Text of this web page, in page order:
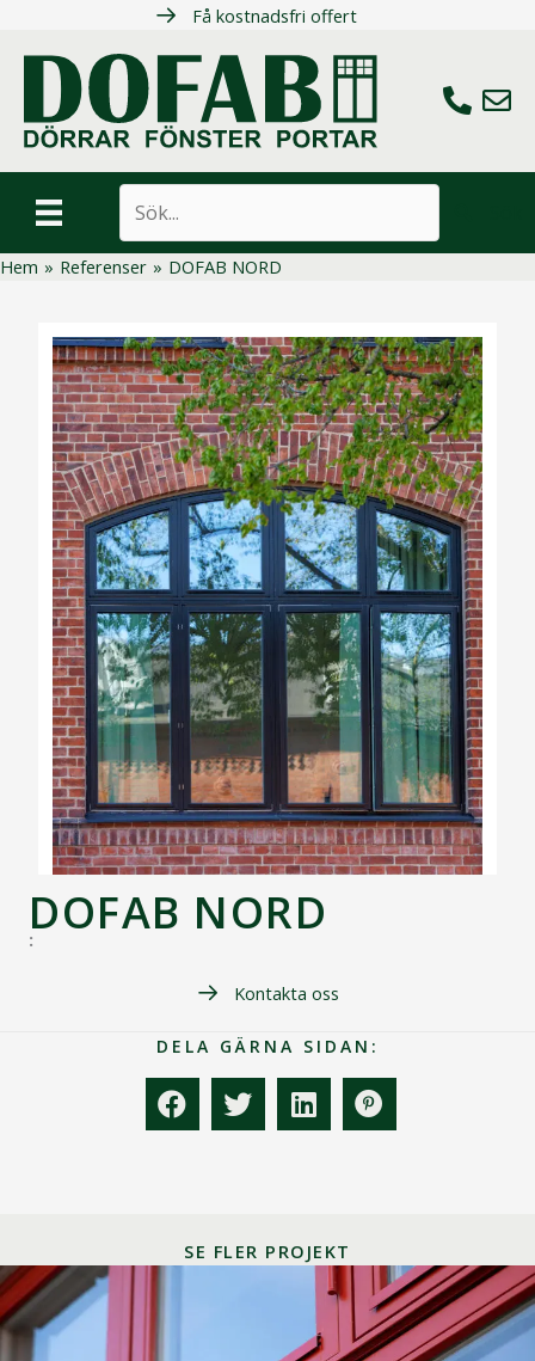
innehåll
Få kostnadsfri offert
Ring oss
Maila
Hem » Referenser » DOFAB NORD
DOFAB NORD
:
Kontakta oss
DELA GÄRNA SIDAN:
SE FLER PROJEKT